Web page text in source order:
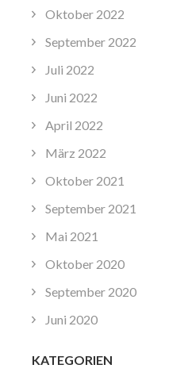
Oktober 2022
September 2022
Juli 2022
Juni 2022
April 2022
März 2022
Oktober 2021
September 2021
Mai 2021
Oktober 2020
September 2020
Juni 2020
KATEGORIEN